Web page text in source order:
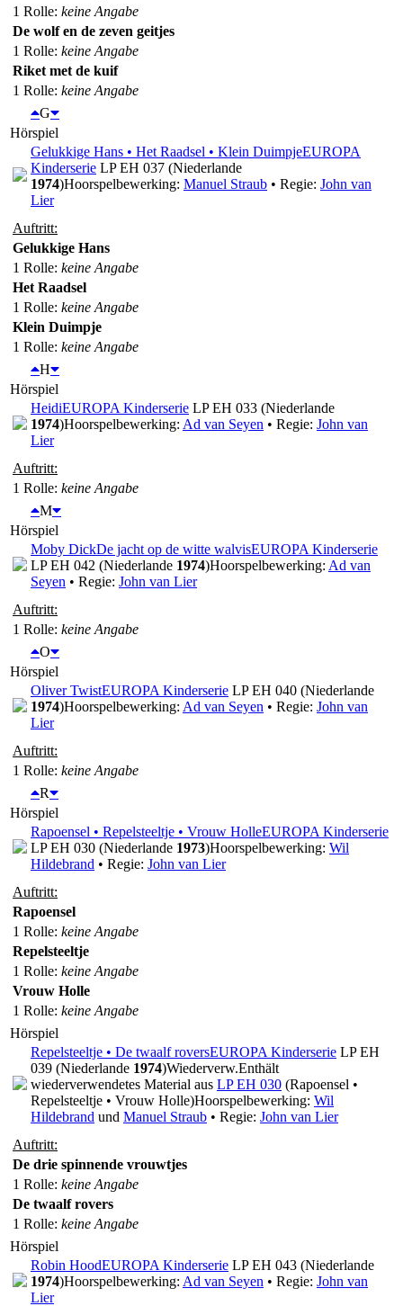
1 Rolle: keine Angabe
De wolf en de zeven geitjes
1 Rolle: keine Angabe
Riket met de kuif
1 Rolle: keine Angabe
G
Hörspiel
Gelukkige Hans • Het Raadsel • Klein DuimpjeEUROPA
Kinderserie LP EH 037 (Niederlande
1974)Hoorspelbewerking: Manuel Straub • Regie: John van
Lier
Auftritt:
Gelukkige Hans
1 Rolle: keine Angabe
Het Raadsel
1 Rolle: keine Angabe
Klein Duimpje
1 Rolle: keine Angabe
H
Hörspiel
HeidiEUROPA Kinderserie LP EH 033 (Niederlande
1974)Hoorspelbewerking: Ad van Seyen • Regie: John van
Lier
Auftritt:
1 Rolle: keine Angabe
M
Hörspiel
Moby DickDe jacht op de witte walvisEUROPA Kinderserie
LP EH 042 (Niederlande 1974)Hoorspelbewerking: Ad van
Seyen • Regie: John van Lier
Auftritt:
1 Rolle: keine Angabe
O
Hörspiel
Oliver TwistEUROPA Kinderserie LP EH 040 (Niederlande
1974)Hoorspelbewerking: Ad van Seyen • Regie: John van
Lier
Auftritt:
1 Rolle: keine Angabe
R
Hörspiel
Rapoensel • Repelsteeltje • Vrouw HolleEUROPA Kinderserie
LP EH 030 (Niederlande 1973)Hoorspelbewerking: Wil
Hildebrand • Regie: John van Lier
Auftritt:
Rapoensel
1 Rolle: keine Angabe
Repelsteeltje
1 Rolle: keine Angabe
Vrouw Holle
1 Rolle: keine Angabe
Hörspiel
Repelsteeltje • De twaalf roversEUROPA Kinderserie LP EH
039 (Niederlande 1974)Wiederverw.Enthält
wiederverwendetes Material aus LP EH 030 (Rapoensel •
Repelsteeltje • Vrouw Holle)Hoorspelbewerking: Wil
Hildebrand und Manuel Straub • Regie: John van Lier
Auftritt:
De drie spinnende vrouwtjes
1 Rolle: keine Angabe
De twaalf rovers
1 Rolle: keine Angabe
Hörspiel
Robin HoodEUROPA Kinderserie LP EH 043 (Niederlande
1974)Hoorspelbewerking: Ad van Seyen • Regie: John van
Lier